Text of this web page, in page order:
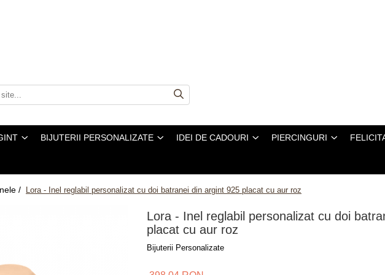
BIJUTERII PERSONALIZATE IDEI DE CADOURI PIERCINGURI
/ Lora - Inel reglabil personalizat cu doi batranei din argint 925 placat cu aur roz
Lora - Inel reglabil personalizat cu doi
placat cu aur roz
Bijuterii Personalizate